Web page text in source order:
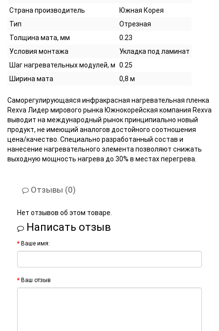
Страна производитель
Южная Корея
Тип
Отрезная
Толщина мата, мм
0.23
Условия монтажа
Укладка под ламинат
Шаг нагревательных модулей, м 0.25
Ширина мата
0,8 м
Саморегулирующаяся инфракрасная нагревательная пленка
Rexva Лидер мирового рынка Южнокорейская компания Rexva
выводит на международный рынок принципиально новый
продукт, не имеющий аналогов достойного соотношения
цена/качество. Специально разработанный состав и
нанесение нагревательного элемента позволяют снижать
выходную мощность нагрева до 30% в местах перегрева.
Отзывы (0)
Нет отзывов об этом товаре.
Написать отзыв
Ваше имя:
Ваш отзыв